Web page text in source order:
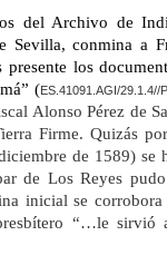
del Archivo de
Sevilla, conmina a
los
(ES.41091.AGI/29.1.4//
Alonso Pérez de
Firme. Quizás
de 1589) se
de Los Reyes
inicial se
“…le sirvió